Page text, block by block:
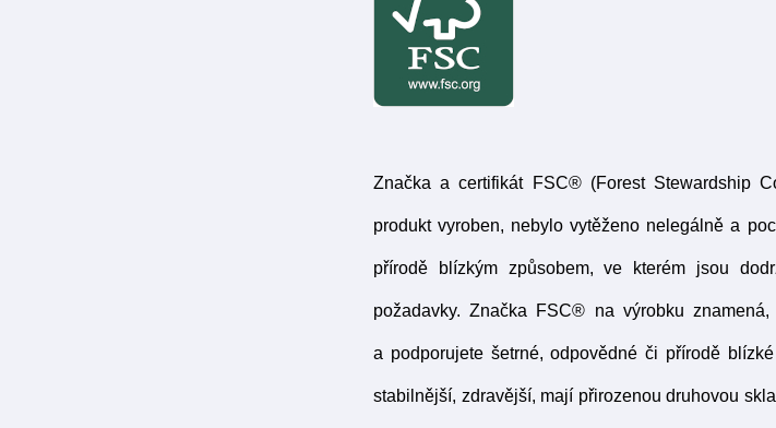
Značka a certifikát FSC® (Forest Stewardship
produkt vyroben, nebylo vytěženo nelegálně a
přírodě blízkým způsobem, ve kterém jsou
požadavky. Značka FSC® na výrobku
a podporujete šetrné, odpovědné či přírodě
stabilnější, zdravější, mají přirozenou druhovou